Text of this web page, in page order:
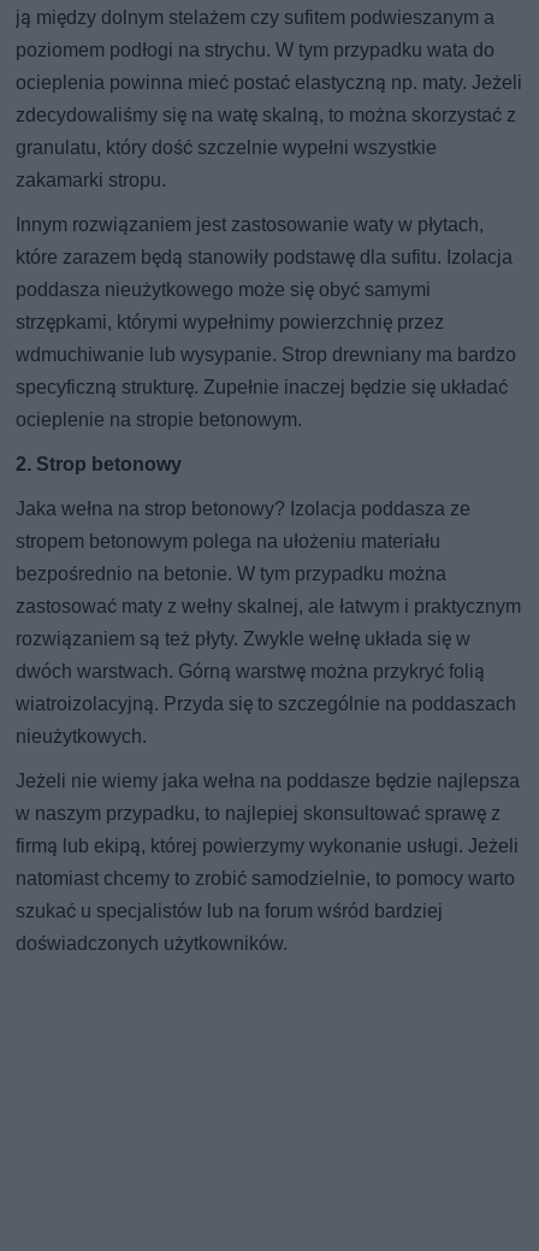
ją między dolnym stelażem czy sufitem podwieszanym a
poziomem podłogi na strychu. W tym przypadku wata do
ocieplenia powinna mieć postać elastyczną np. maty. Jeżeli
zdecydowaliśmy się na watę skalną, to można skorzystać z
granulatu, który dość szczelnie wypełni wszystkie
zakamarki stropu.
Innym rozwiązaniem jest zastosowanie waty w płytach,
które zarazem będą stanowiły podstawę dla sufitu. Izolacja
poddasza nieużytkowego może się obyć samymi
strzępkami, którymi wypełnimy powierzchnię przez
wdmuchiwanie lub wysypanie. Strop drewniany ma bardzo
specyficzną strukturę. Zupełnie inaczej będzie się układać
ocieplenie na stropie betonowym.
2. Strop betonowy
Jaka wełna na strop betonowy? Izolacja poddasza ze
stropem betonowym polega na ułożeniu materiału
bezpośrednio na betonie. W tym przypadku można
zastosować maty z wełny skalnej, ale łatwym i praktycznym
rozwiązaniem są też płyty. Zwykle wełnę układa się w
dwóch warstwach. Górną warstwę można przykryć folią
wiatroizolacyjną. Przyda się to szczególnie na poddaszach
nieużytkowych.
Jeżeli nie wiemy jaka wełna na poddasze będzie najlepsza
w naszym przypadku, to najlepiej skonsultować sprawę z
firmą lub ekipą, której powierzymy wykonanie usługi. Jeżeli
natomiast chcemy to zrobić samodzielnie, to pomocy warto
szukać u specjalistów lub na forum wśród bardziej
doświadczonych użytkowników.